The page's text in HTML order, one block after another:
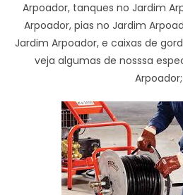
Arpoador, tanques no Jardim
Arpoador, pias no Jardim
Jardim Arpoador, e caixas de
veja algumas de nosssa
Arpoador;